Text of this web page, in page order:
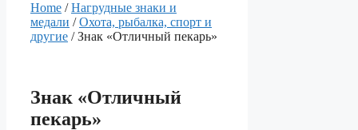
Home /Нагрудные знаки и
медали /Охота, рыбалка, спорт и
другие / Знак «Отличный пекарь»
Знак «Отличный
пекарь»